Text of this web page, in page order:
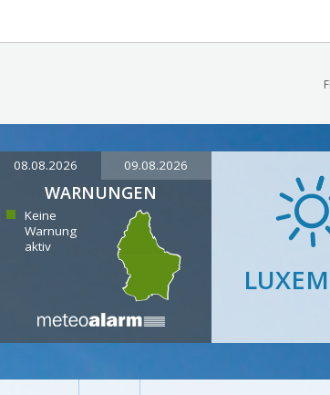
08.08.2026 09.08.2026
WARNUNGEN
Keine
Warnung
aktiv